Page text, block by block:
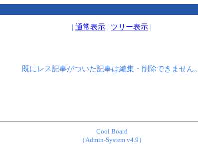
| 通常表示 | ツリー表示 |
既にレス記事がついた記事は編集・削除できません。
Cool Board
（Admin-System v4.9）